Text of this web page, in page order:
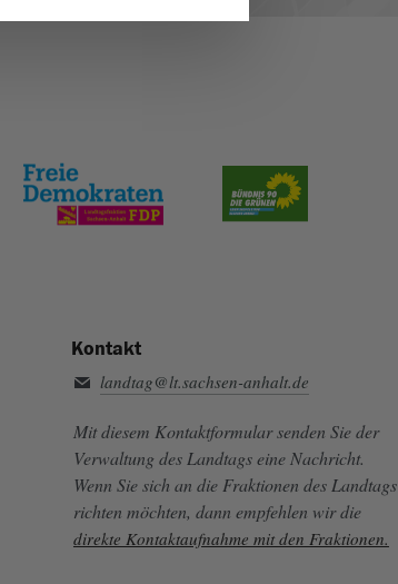
Kontakt
landtag@lt.sachsen-anhalt.de
Mit diesem Kontaktformular senden Sie der
Verwaltung des Landtags eine Nachricht.
Wenn Sie sich an die Fraktionen des Landtags
richten möchten, dann empfehlen wir die
direkte Kontaktaufnahme mit den Fraktionen.